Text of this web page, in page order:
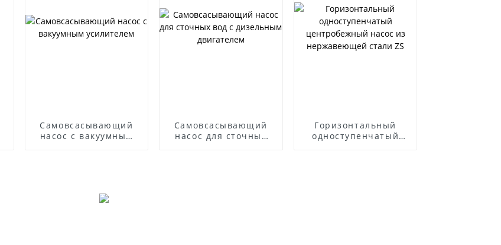
Самовсасывающий
насос с вакуумным
Самовсасывающий
насос для сточных
Горизонтальный
одноступенчатый